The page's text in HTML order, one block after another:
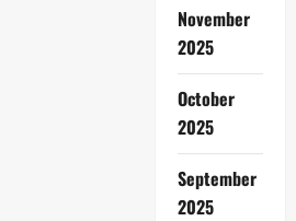
November
2025
October
2025
September
2025